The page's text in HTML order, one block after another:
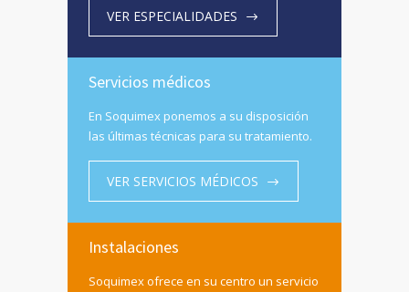
VER ESPECIALIDADES
Servicios médicos
En Soquimex ponemos a su disposición
las últimas técnicas para su tratamiento.
VER SERVICIOS MÉDICOS
Instalaciones
Soquimex ofrece en su centro un servicio